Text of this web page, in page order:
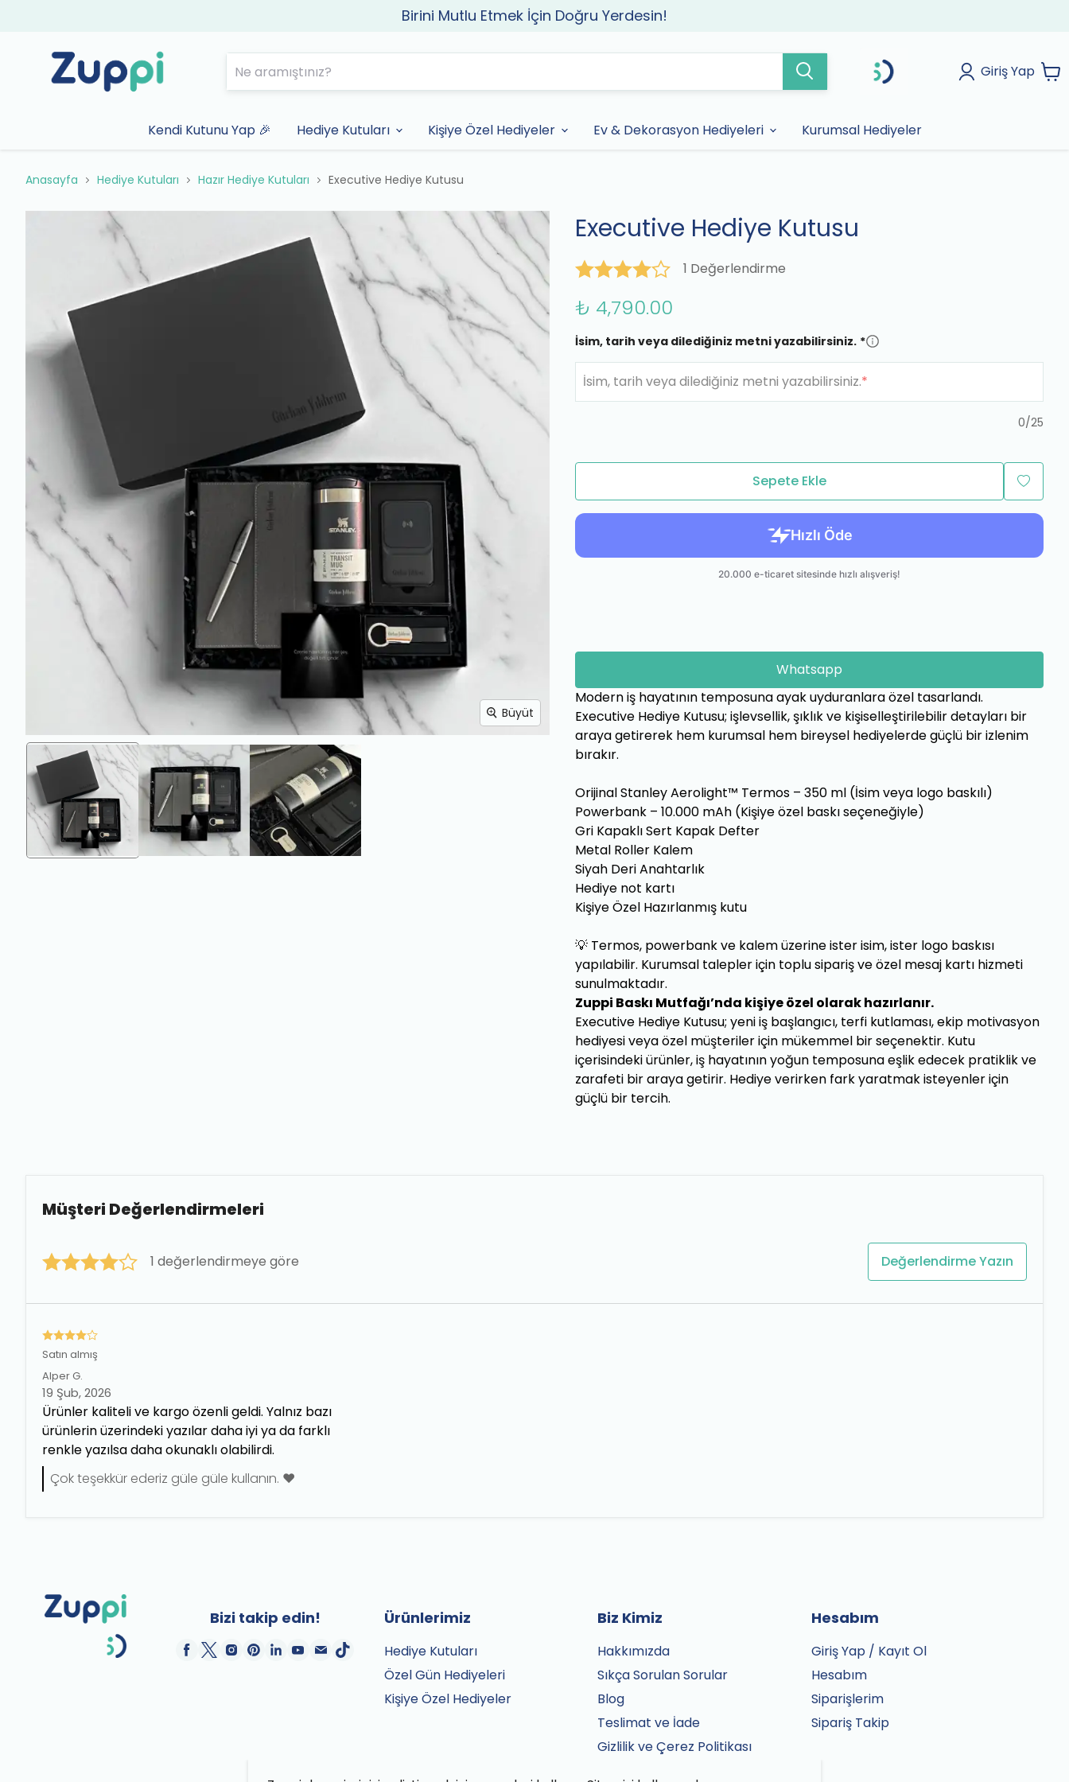
Birini Mutlu Etmek İçin Doğru Yerdesin!
Giriş Yap
Kendi Kutunu Yap 🎉 Hediye Kutuları Kişiye Özel Hediyeler Ev & Dekorasyon Hediyeleri Kurumsal Hediyeler
Anasayfa Hediye Kutuları Hazır Hediye Kutuları Executive Hediye Kutusu
Büyüt
Executive Hediye Kutusu
1 Değerlendirme
₺ 4,790.00
İsim, tarih veya dilediğiniz metni yazabilirsiniz. *
İsim, tarih veya dilediğiniz metni yazabilirsiniz.*
0/25
Sepete Ekle
Whatsapp
Modern iş hayatının temposuna ayak uyduranlara özel tasarlandı.
Executive Hediye Kutusu; işlevsellik, şıklık ve kişiselleştirilebilir detayları bir
araya getirerek hem kurumsal hem bireysel hediyelerde güçlü bir izlenim
bırakır.
Orijinal Stanley Aerolight™ Termos – 350 ml (İsim veya logo baskılı)
Powerbank – 10.000 mAh (Kişiye özel baskı seçeneğiyle)
Gri Kapaklı Sert Kapak Defter
Metal Roller Kalem
Siyah Deri Anahtarlık
Hediye not kartı
Kişiye Özel Hazırlanmış kutu
💡 Termos, powerbank ve kalem üzerine ister isim, ister logo baskısı
yapılabilir. Kurumsal talepler için toplu sipariş ve özel mesaj kartı hizmeti
sunulmaktadır.
Zuppi Baskı Mutfağı’nda kişiye özel olarak hazırlanır.
Executive Hediye Kutusu; yeni iş başlangıcı, terfi kutlaması, ekip motivasyon
hediyesi veya özel müşteriler için mükemmel bir seçenektir. Kutu
içerisindeki ürünler, iş hayatının yoğun temposuna eşlik edecek pratiklik ve
zarafeti bir araya getirir. Hediye verirken fark yaratmak isteyenler için
güçlü bir tercih.
Müşteri Değerlendirmeleri
1 değerlendirmeye göre Değerlendirme Yazın
Satın almış
AlperG.
19 Şub, 2026
Ürünler kaliteli ve kargo özenli geldi. Yalnız bazı
ürünlerin üzerindeki yazılar daha iyi ya da farklı
renkle yazılsa daha okunaklı olabilirdi.
Çok teşekkür ederiz güle güle kullanın. ❤️
Bizi takip edin! Ürünlerimiz
Hediye Kutuları
Özel Gün Hediyeleri
Kişiye Özel Hediyeler
Biz Kimiz
Hakkımızda
Sıkça Sorulan Sorular
Blog
Teslimat ve İade
Gizlilik ve Çerez Politikası
Hesabım
Giriş Yap / Kayıt Ol
Hesabım
Siparişlerim
Sipariş Takip